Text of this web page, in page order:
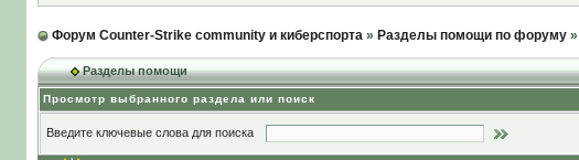
Форум Counter-Strike community и киберспорта» Разделы помощи по форуму»
Разделы помощи
Просмотр выбранного раздела или поиск
Введите ключевые слова для поиска